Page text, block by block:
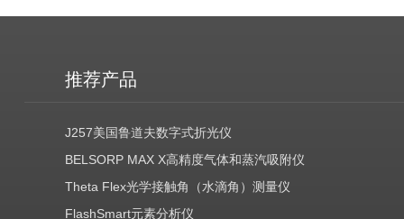
推荐产品
J257美国鲁道夫数字式折光仪
BELSORP MAX X高精度气体和蒸汽吸附仪
Theta Flex光学接触角（水滴角）测量仪
FlashSmart元素分析仪